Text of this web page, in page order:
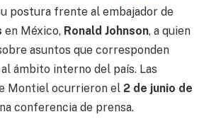
postura frente al embajador de
en México, Ronald Johnson, a quien
asuntos que corresponden
ámbito interno del país. Las
Montiel ocurrieron el 2 de junio de
conferencia de prensa.